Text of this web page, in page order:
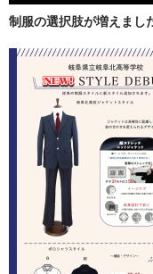
制服の選択肢が増えまし